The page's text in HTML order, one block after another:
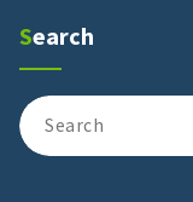
Search
Search
for: